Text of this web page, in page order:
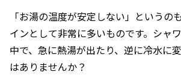
「お湯の温度が安定しない」というの
インとして非常に多いものです。シャ
中で、急に熱湯が出たり、逆に冷水に
はありませんか？